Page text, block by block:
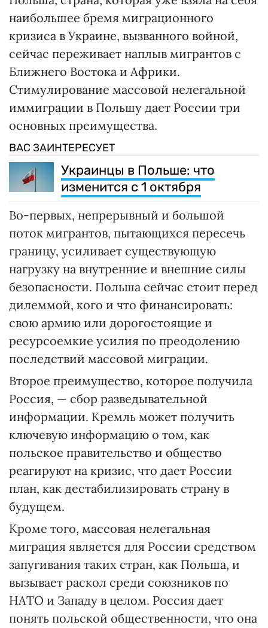
наибольшее бремя миграционного
кризиса в Украине, вызванного войной,
сейчас переживает наплыв мигрантов с
Ближнего Востока и Африки.
Стимулирование массовой нелегальной
иммиграции в Польшу дает России три
основных преимущества.
ВАС ЗАИНТЕРЕСУЕТ
Украинцы в Польше: что
изменится с 1 октября
Во-первых, непрерывный и большой
поток мигрантов, пытающихся пересечь
границу, усиливает существующую
нагрузку на внутренние и внешние силы
безопасности. Польша сейчас стоит перед
дилеммой, кого и что финансировать:
свою армию или дорогостоящие и
ресурсоемкие усилия по преодолению
последствий массовой миграции.
Второе преимущество, которое получила
Россия, — сбор разведывательной
информации. Кремль может получить
ключевую информацию о том, как
польское правительство и общество
реагируют на кризис, что дает России
план, как дестабилизировать страну в
будущем.
Кроме того, массовая нелегальная
миграция является для России средством
запугивания таких стран, как Польша, и
вызывает раскол среди союзников по
НАТО и Западу в целом. Россия дает
понять польской общественности, что она